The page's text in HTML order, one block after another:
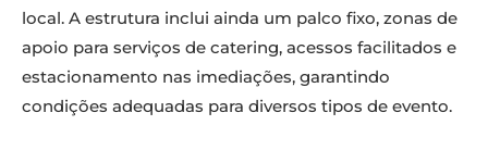
local. A estrutura inclui ainda um palco fixo, zonas de
apoio para serviços de catering, acessos facilitados e
estacionamento nas imediações, garantindo
condições adequadas para diversos tipos de evento.